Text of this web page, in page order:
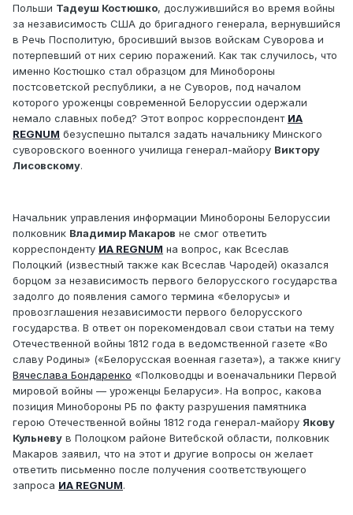
Польши Тадеуш Костюшко, дослужившийся во время войны
за независимость США до бригадного генерала, вернувшийся
в Речь Посполитую, бросивший вызов войскам Суворова и
потерпевший от них серию поражений. Как так случилось, что
именно Костюшко стал образцом для Минобороны
постсоветской республики, а не Суворов, под началом
которого уроженцы современной Белоруссии одержали
немало славных побед? Этот вопрос корреспондент ИА
REGNUM безуспешно пытался задать начальнику Минского
суворовского военного училища генерал-майору Виктору
Лисовскому.
Начальник управления информации Минобороны Белоруссии
полковник Владимир Макаров не смог ответить
корреспонденту ИА REGNUM на вопрос, как Всеслав
Полоцкий (известный также как Всеслав Чародей) оказался
борцом за независимость первого белорусского государства
задолго до появления самого термина «белорусы» и
провозглашения независимости первого белорусского
государства. В ответ он порекомендовал свои статьи на тему
Отечественной войны 1812 года в ведомственной газете «Во
славу Родины» («Белорусская военная газета»), а также книгу
Вячеслава Бондаренко «Полководцы и военачальники Первой
мировой войны — уроженцы Беларуси». На вопрос, какова
позиция Минобороны РБ по факту разрушения памятника
герою Отечественной войны 1812 года генерал-майору Якову
Кульневу в Полоцком районе Витебской области, полковник
Макаров заявил, что на этот и другие вопросы он желает
ответить письменно после получения соответствующего
запроса ИА REGNUM.